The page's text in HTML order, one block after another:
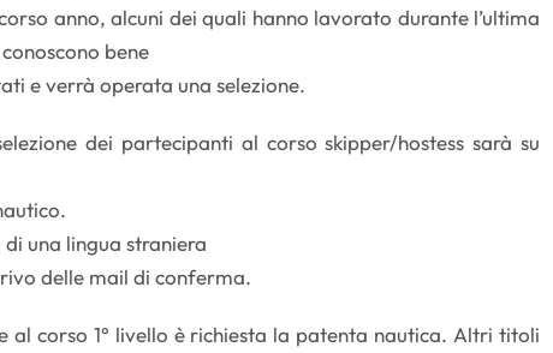
anno, alcuni dei quali hanno lavorato durante l’ultima
bene
e verrà operata una selezione.
dei partecipanti al corso skipper/hostess sarà su
una lingua straniera
delle mail di conferma.
al corso 1° livello è richiesta la patenta nautica. Altri titoli